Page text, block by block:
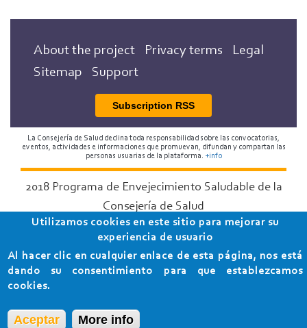
About the project Privacy terms
Legal
Sitemap
Support
Subscription RSS
La Consejería de Salud declina toda responsabilidad sobre las convocatorias,
eventos, actividades e informaciones que promuevan, difundan y compartan las
personas usuarias de la plataforma. +info
2018 Programa de Envejecimiento Saludable de la
Consejería de Salud
Utilizamos cookies en este sitio para mejorar su
experiencia de usuario
Al hacer clic en cualquier enlace de esta página, nos está
dando su consentimiento para que establezcamos
cookies.
Aceptar More info